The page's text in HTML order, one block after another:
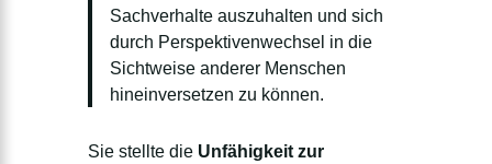
Sachverhalte auszuhalten und sich
durch Perspektivenwechsel in die
Sichtweise anderer Menschen
hineinversetzen zu können.
Sie stellte die Unfähigkeit zur